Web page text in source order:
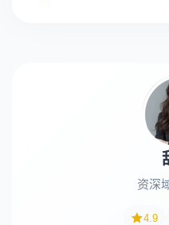
资深
4.9